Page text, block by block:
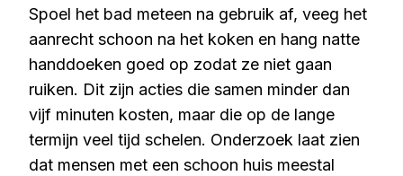
Spoel het bad meteen na gebruik af, veeg het
aanrecht schoon na het koken en hang natte
handdoeken goed op zodat ze niet gaan
ruiken. Dit zijn acties die samen minder dan
vijf minuten kosten, maar die op de lange
termijn veel tijd schelen. Onderzoek laat zien
dat mensen met een schoon huis meestal